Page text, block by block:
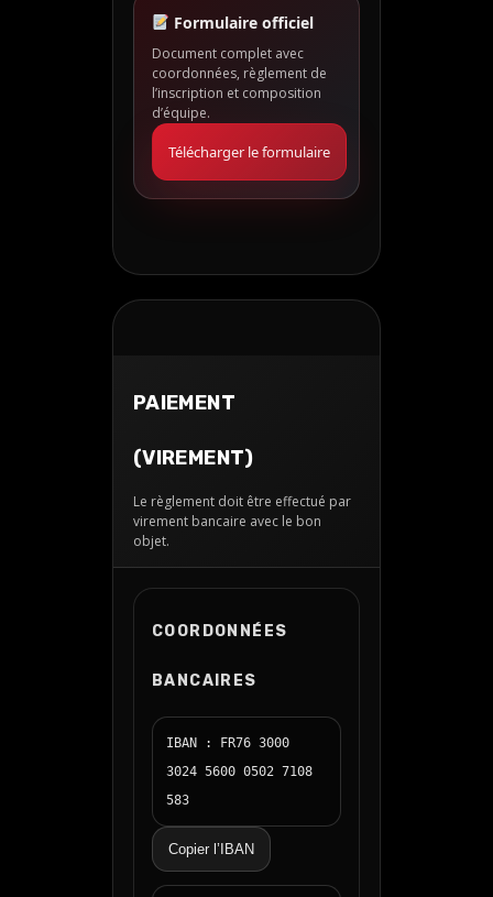
Formulaire officiel
Document complet avec
coordonnées, règlement de
l’inscription et composition
d’équipe.
Télécharger le formulaire
PAIEMENT
(VIREMENT)
Le règlement doit être effectué par
virement bancaire avec le bon
objet.
COORDONNÉES
BANCAIRES
IBAN : FR76 3000
3024 5600 0502 7108
583
Copier l’IBAN